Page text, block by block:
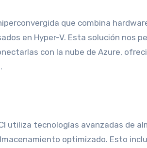
que combina
en Hyper-V. Esta solución nos
con la nube de Azure,
utiliza tecnologías avanzadas de
optimizado. Esto